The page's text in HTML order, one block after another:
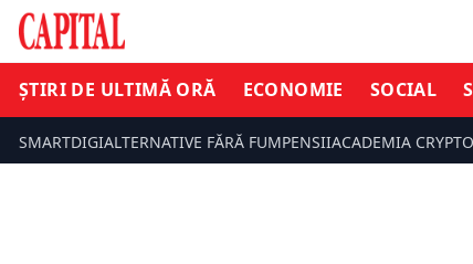
ȘTIRI DE ULTIMĂ ORĂ ECONOMIE SOCIAL
SMARTDIGIALTERNATIVE FĂRĂ FUMPENSIIACADEMIA CRYPTO